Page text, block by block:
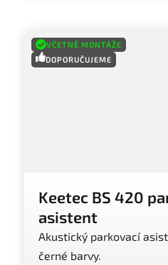
VČETNĚ MONTÁŽE
DOPORUČUJEME
Keetec BS 420
asistent
Akustický parkovací
černé barvy.